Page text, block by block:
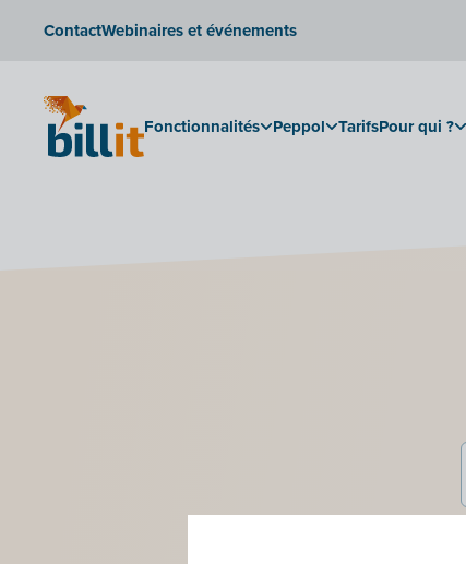
ContactWebinaires et événements
Fonctionnalités Peppol TarifsPour qui ?